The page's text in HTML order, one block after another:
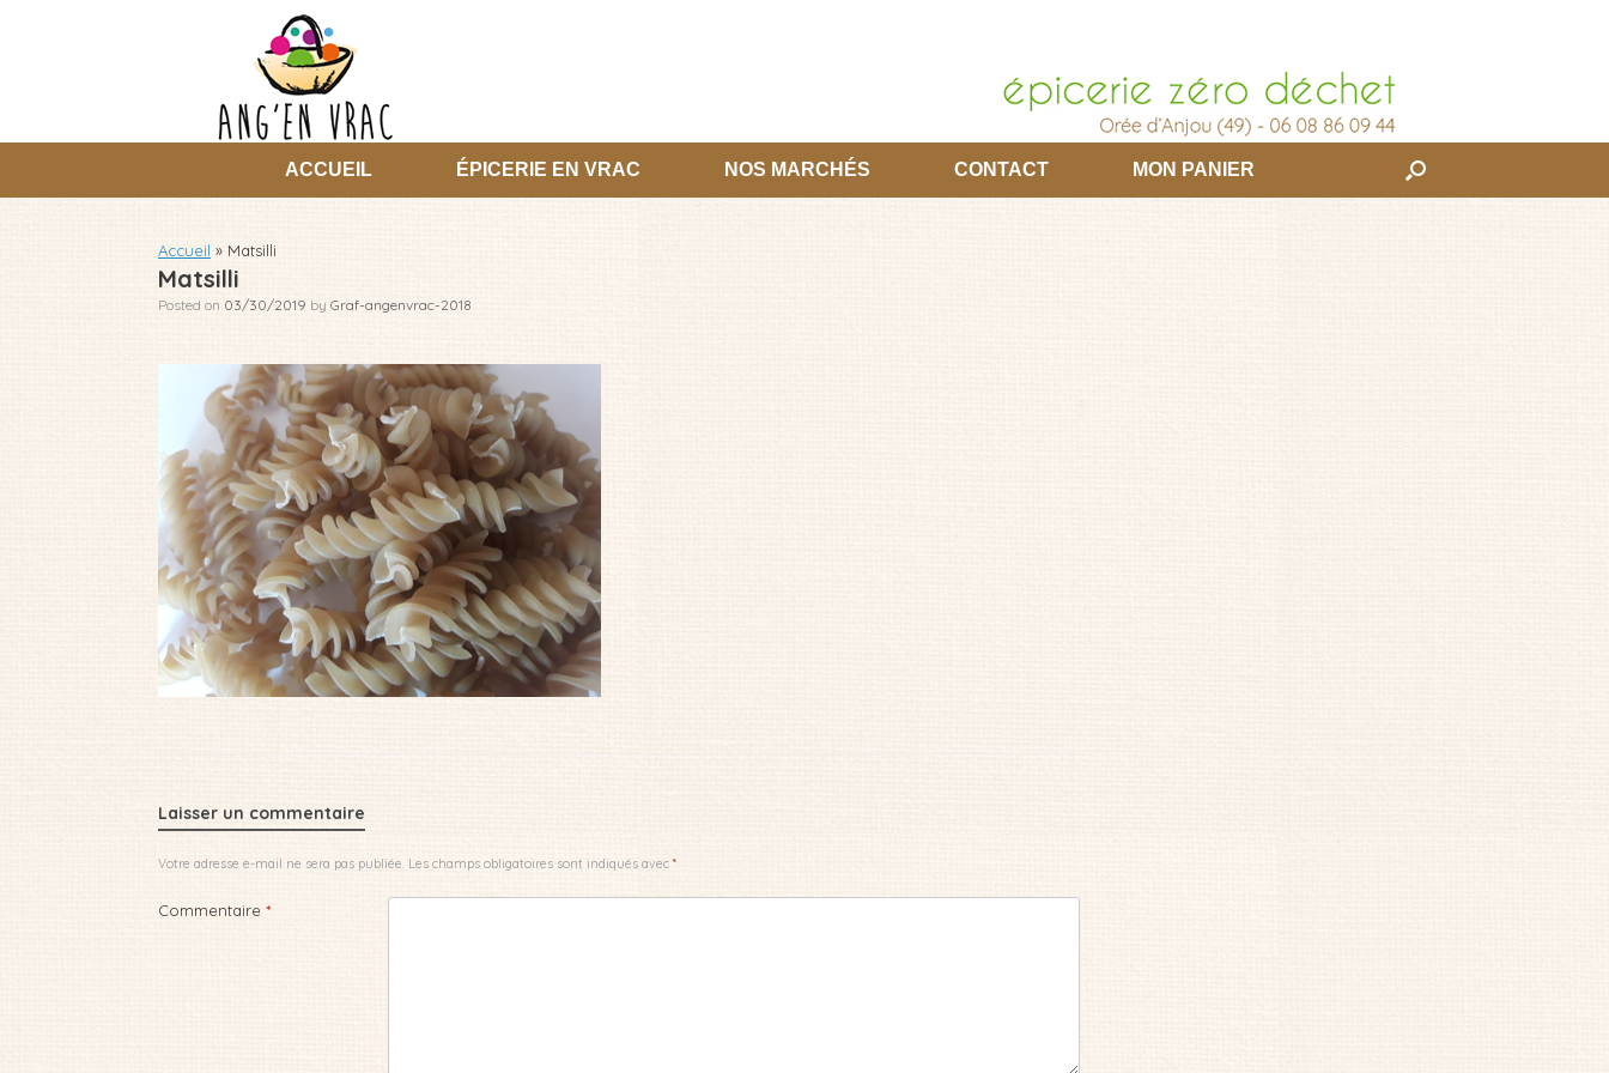
ACCUEIL ÉPICERIE EN VRAC NOS MARCHÉS CONTACT MON PANIER
Accueil » Matsilli
Matsilli
Posted on 03/30/2019 by Graf-angenvrac-2018
Laisser un commentaire
Votre adresse e-mail ne sera pas publiée. Les champs obligatoires sont indiqués avec *
Commentaire *